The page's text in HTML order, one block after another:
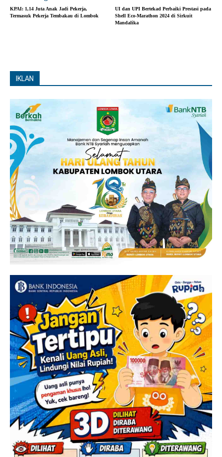
KPAI: 1,14 Juta Anak Jadi Pekerja,
Termasuk Pekerja Tembakau di Lombok
UI dan UPI Bertekad Perbaiki Prestasi pada
Shell Eco-Marathon 2024 di Sirkuit
Mandalika
IKLAN